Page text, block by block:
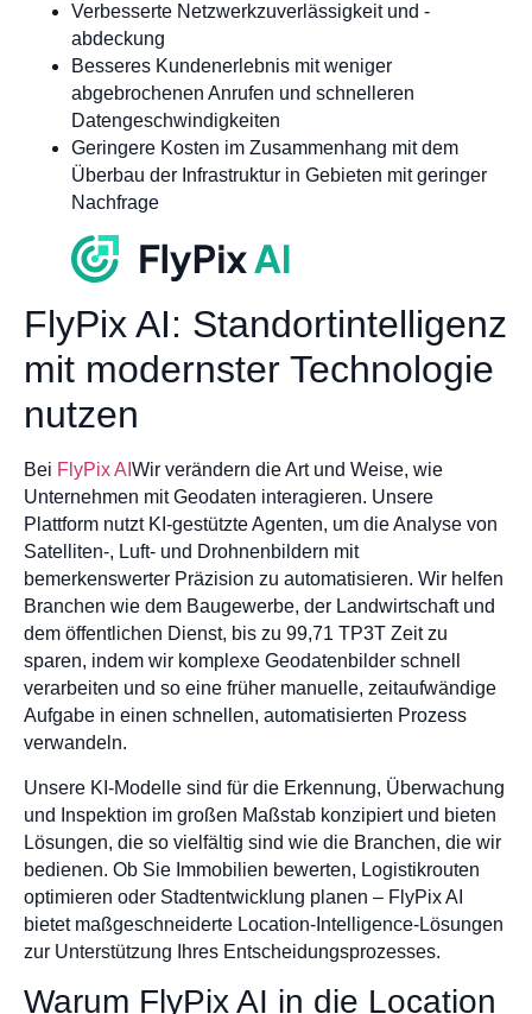
Verbesserte Netzwerkzuverlässigkeit und -
abdeckung
Besseres Kundenerlebnis mit weniger
abgebrochenen Anrufen und schnelleren
Datengeschwindigkeiten
Geringere Kosten im Zusammenhang mit dem
Überbau der Infrastruktur in Gebieten mit geringer
Nachfrage
FlyPix AI: Standortintelligenz
mit modernster Technologie
nutzen
Bei FlyPix AI Wir verändern die Art und Weise, wie
Unternehmen mit Geodaten interagieren. Unsere
Plattform nutzt KI-gestützte Agenten, um die Analyse von
Satelliten-, Luft- und Drohnenbildern mit
bemerkenswerter Präzision zu automatisieren. Wir helfen
Branchen wie dem Baugewerbe, der Landwirtschaft und
dem öffentlichen Dienst, bis zu 99,71 TP3T Zeit zu
sparen, indem wir komplexe Geodatenbilder schnell
verarbeiten und so eine früher manuelle, zeitaufwändige
Aufgabe in einen schnellen, automatisierten Prozess
verwandeln.
Unsere KI-Modelle sind für die Erkennung, Überwachung
und Inspektion im großen Maßstab konzipiert und bieten
Lösungen, die so vielfältig sind wie die Branchen, die wir
bedienen. Ob Sie Immobilien bewerten, Logistikrouten
optimieren oder Stadtentwicklung planen – FlyPix AI
bietet maßgeschneiderte Location-Intelligence-Lösungen
zur Unterstützung Ihres Entscheidungsprozesses.
Warum FlyPix AI in die Location